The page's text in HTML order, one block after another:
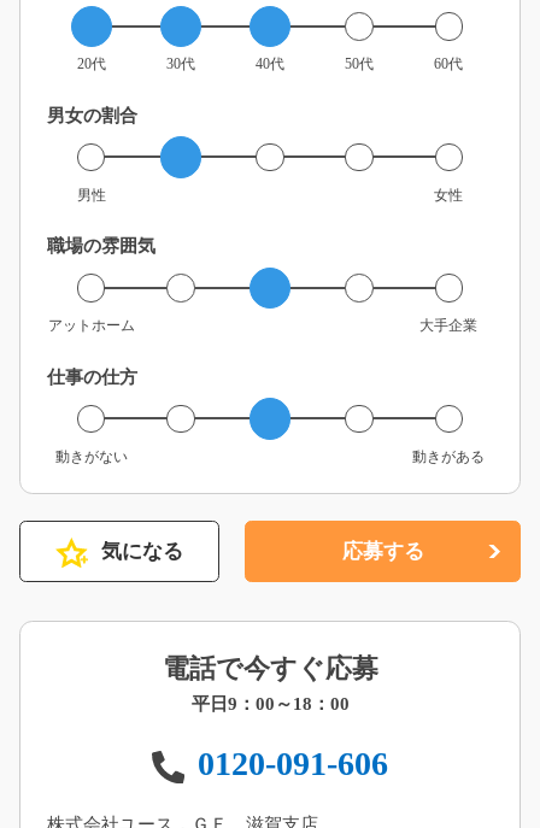
20代 30代 40代 50代 60代
男女の割合
男性 女性
職場の雰囲気
アットホーム 大手企業
仕事の仕方
動きがない 動きがある
気になる 応募する
電話で今すぐ応募
平日9：00～18：00
0120-091-606
株式会社ユース．ＧＦ 滋賀支店